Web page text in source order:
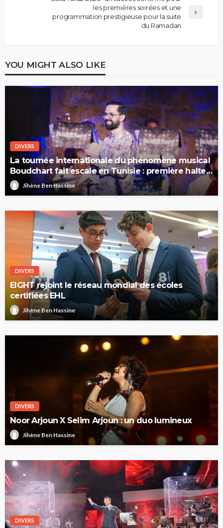
les premières soirées et une
programmation prestigieuse pour la suite
du Ramadan
YOU MIGHT ALSO LIKE
DIVERS
La tournée internationale du phénomène musical
Boudchart fait escale en Tunisie : première halte
à SfaxJihène Ben Hassine
DIVERS
EIGHT rejoint le réseau mondial des écoles
certifiées EHL
Jihène Ben Hassine
DIVERS
Noor Arjoun X Selim Arjoun : un duo lumineux
Jihène Ben Hassine
DIVERS